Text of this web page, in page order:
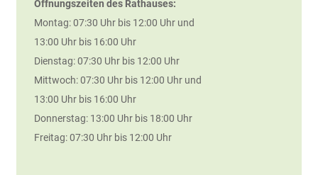
Öffnungszeiten des Rathauses:
Montag: 07:30 Uhr bis 12:00 Uhr und
13:00 Uhr bis 16:00 Uhr
Dienstag: 07:30 Uhr bis 12:00 Uhr
Mittwoch: 07:30 Uhr bis 12:00 Uhr und
13:00 Uhr bis 16:00 Uhr
Donnerstag: 13:00 Uhr bis 18:00 Uhr
Freitag: 07:30 Uhr bis 12:00 Uhr